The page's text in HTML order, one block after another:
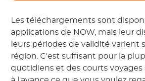
Les téléchargements sont
applications de NOW, mais leur
leurs périodes de validité varient
région. C'est suffisant pour la
quotidiens et des courts voyages